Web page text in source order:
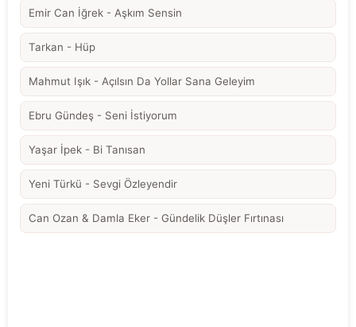
Emir Can İğrek - Aşkım Sensin
Tarkan - Hüp
Mahmut Işık - Açılsın Da Yollar Sana Geleyim
Ebru Gündeş - Seni İstiyorum
Yaşar İpek - Bi Tanısan
Yeni Türkü - Sevgi Özleyendir
Can Ozan & Damla Eker - Gündelik Düşler Fırtınası